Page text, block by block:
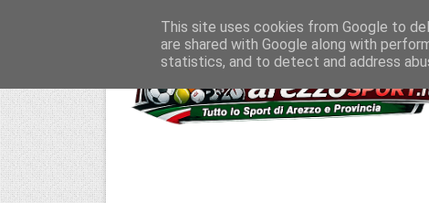
This site uses cookies from Google to
are shared with Google along with
statistics, and to detect and address